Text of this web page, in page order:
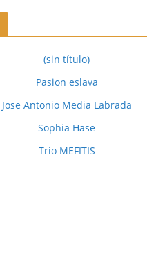
(sin título)
Pasion eslava
Jose Antonio Media Labrada
Sophia Hase
Trio MEFITIS